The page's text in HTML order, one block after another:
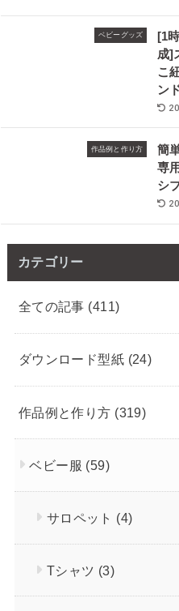
ベビーグッズ
[1
成]
こ
ン
作品例と作り方
簡
専
シ
カテゴリー
全ての記事 (411)
ダウンロード型紙 (24)
作品例と作り方 (319)
ベビー服 (59)
サロペット (4)
Tシャツ (3)